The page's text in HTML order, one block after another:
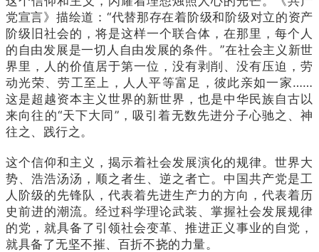
党宣言》描绘道：“代替那存在着阶级和阶级对立的资产
阶级旧社会的，将是这样一个联合体，在那里，每个人
的自由发展是一切人自由发展的条件。”在社会主义新世
界里，人的价值居于第一位，没有剥削、没有压迫，劳
动光荣、劳工至上，人人平等富足，彼此亲如一家……
这是超越资本主义世界的新世界，也是中华民族自古以
来向往的“天下大同”，吸引着无数先进分子心驰之、神
往之、践行之。
这个信仰和主义，揭示着社会发展演化的规律。世界大
势、浩浩汤汤，顺之者生、逆之者亡。中国共产党是工
人阶级的先锋队，代表着先进生产力的方向，代表着历
史前进的潮流。经过科学理论武装、掌握社会发展规律
的党，就具备了引领社会变革、推进正义事业的自觉，
就具备了无坚不摧、百折不挠的力量。